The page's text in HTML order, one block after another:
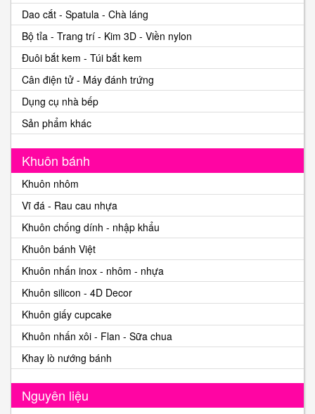
Dao cắt - Spatula - Chà láng
Bộ tỉa - Trang trí - Kim 3D - Viền nylon
Đuôi bắt kem - Túi bắt kem
Cân điện tử - Máy đánh trứng
Dụng cụ nhà bếp
Sản phẩm khác
Khuôn bánh
Khuôn nhôm
Vĩ đá - Rau cau nhựa
Khuôn chống dính - nhập khẩu
Khuôn bánh Việt
Khuôn nhấn inox - nhôm - nhựa
Khuôn silicon - 4D Decor
Khuôn giấy cupcake
Khuôn nhấn xôi - Flan - Sữa chua
Khay lò nướng bánh
Nguyên liệu